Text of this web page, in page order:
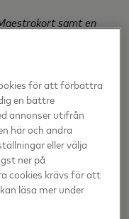
samt en
med bärbara
på information från
Mastercard Norden
för att förbättra
en bättre
annonser utifrån
här och andra
eller välja
ner på
cookies krävs för att
läsa mer under